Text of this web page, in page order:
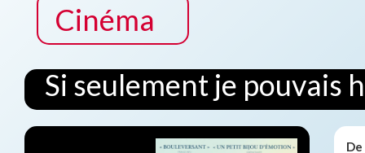
Cinéma
Si seulement je pouvais
De